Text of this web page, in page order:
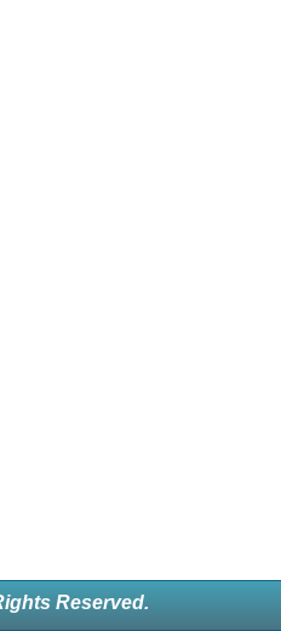
Reserved.